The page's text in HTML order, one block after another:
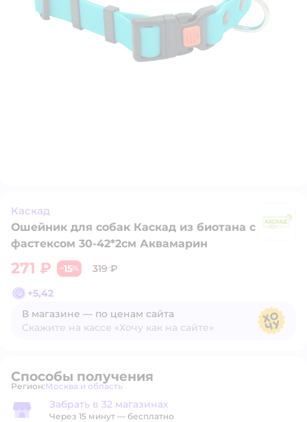
Каскад
Ошейник для собак Каскад из биотана с
фастексом 30-42*2см Аквамарин
271 ₽ −15%
319 ₽
+5,42
В магазине — по ценам сайта
Скажите на кассе «Хочу как на сайте»
Способы получения
Регион: Выбор адреса доставки.
Москва и область
Забрать в магазине
Забрать в 32 магазинах
Через 15 минут — бесплатно